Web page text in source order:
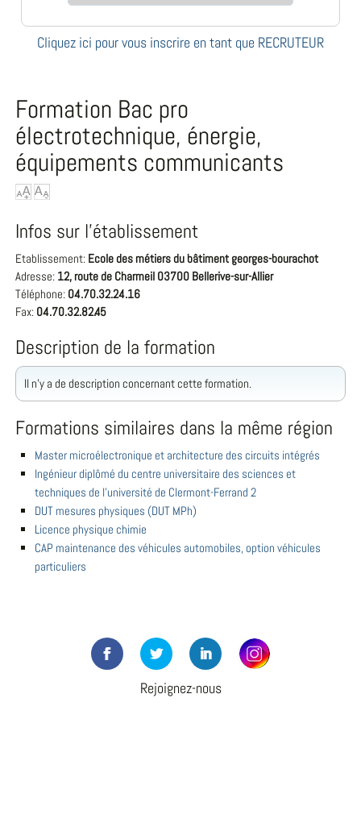
Cliquez ici pour vous inscrire en tant que RECRUTEUR
Formation Bac pro
électrotechnique, énergie,
équipements communicants
Infos sur l'établissement
Etablissement: Ecole des métiers du bâtiment georges-bourachot
Adresse: 12, route de Charmeil 03700 Bellerive-sur-Allier
Téléphone: 04.70.32.24.16
Fax: 04.70.32.82.45
Description de la formation
Il n'y a de description concernant cette formation.
Formations similaires dans la même région
Master microélectronique et architecture des circuits intégrés
Ingénieur diplômé du centre universitaire des sciences et
techniques de l'université de Clermont-Ferrand 2
DUT mesures physiques (DUT MPh)
Licence physique chimie
CAP maintenance des véhicules automobiles, option véhicules
particuliers
Rejoignez-nous